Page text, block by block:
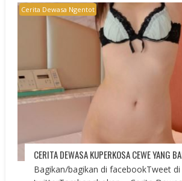
Cerita Dewasa Ngentot
CERITA DEWASA KUPERKOSA CEWE YANG
Bagikan/bagikan di facebookTweet di